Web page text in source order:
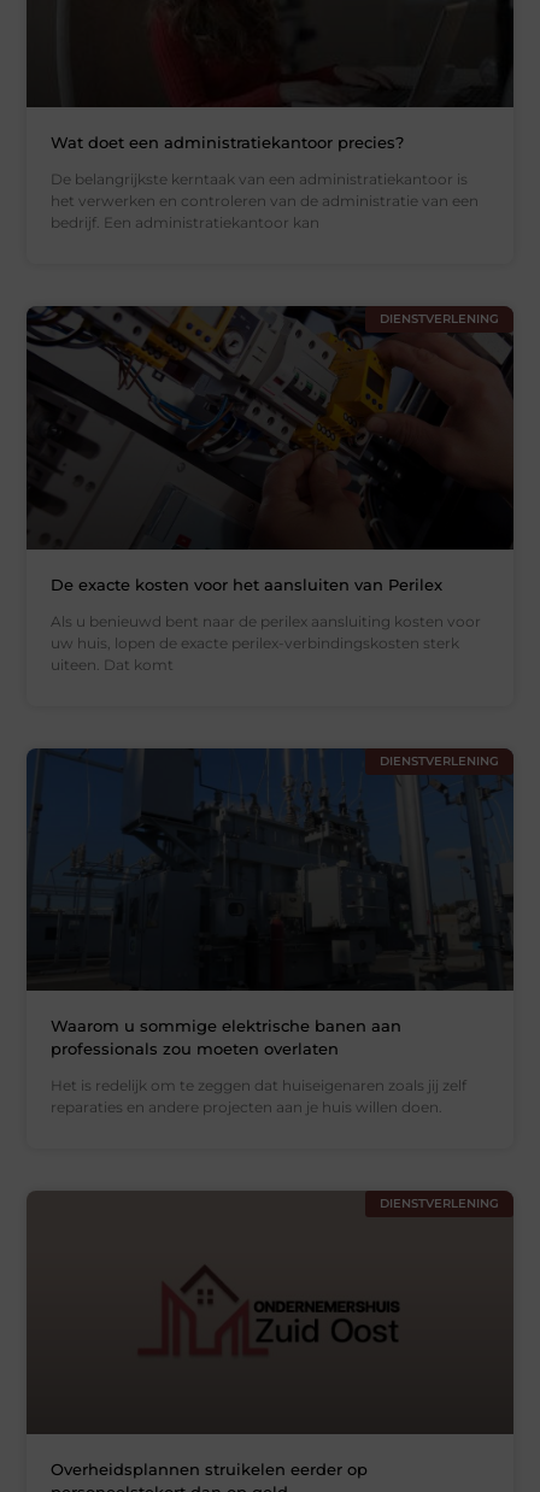
Wat doet een administratiekantoor precies?
De belangrijkste kerntaak van een administratiekantoor is
het verwerken en controleren van de administratie van een
bedrijf. Een administratiekantoor kan
DIENSTVERLENING
De exacte kosten voor het aansluiten van Perilex
Als u benieuwd bent naar de perilex aansluiting kosten voor
uw huis, lopen de exacte perilex-verbindingskosten sterk
uiteen. Dat komt
DIENSTVERLENING
Waarom u sommige elektrische banen aan
professionals zou moeten overlaten
Het is redelijk om te zeggen dat huiseigenaren zoals jij zelf
reparaties en andere projecten aan je huis willen doen.
DIENSTVERLENING
Overheidsplannen struikelen eerder op